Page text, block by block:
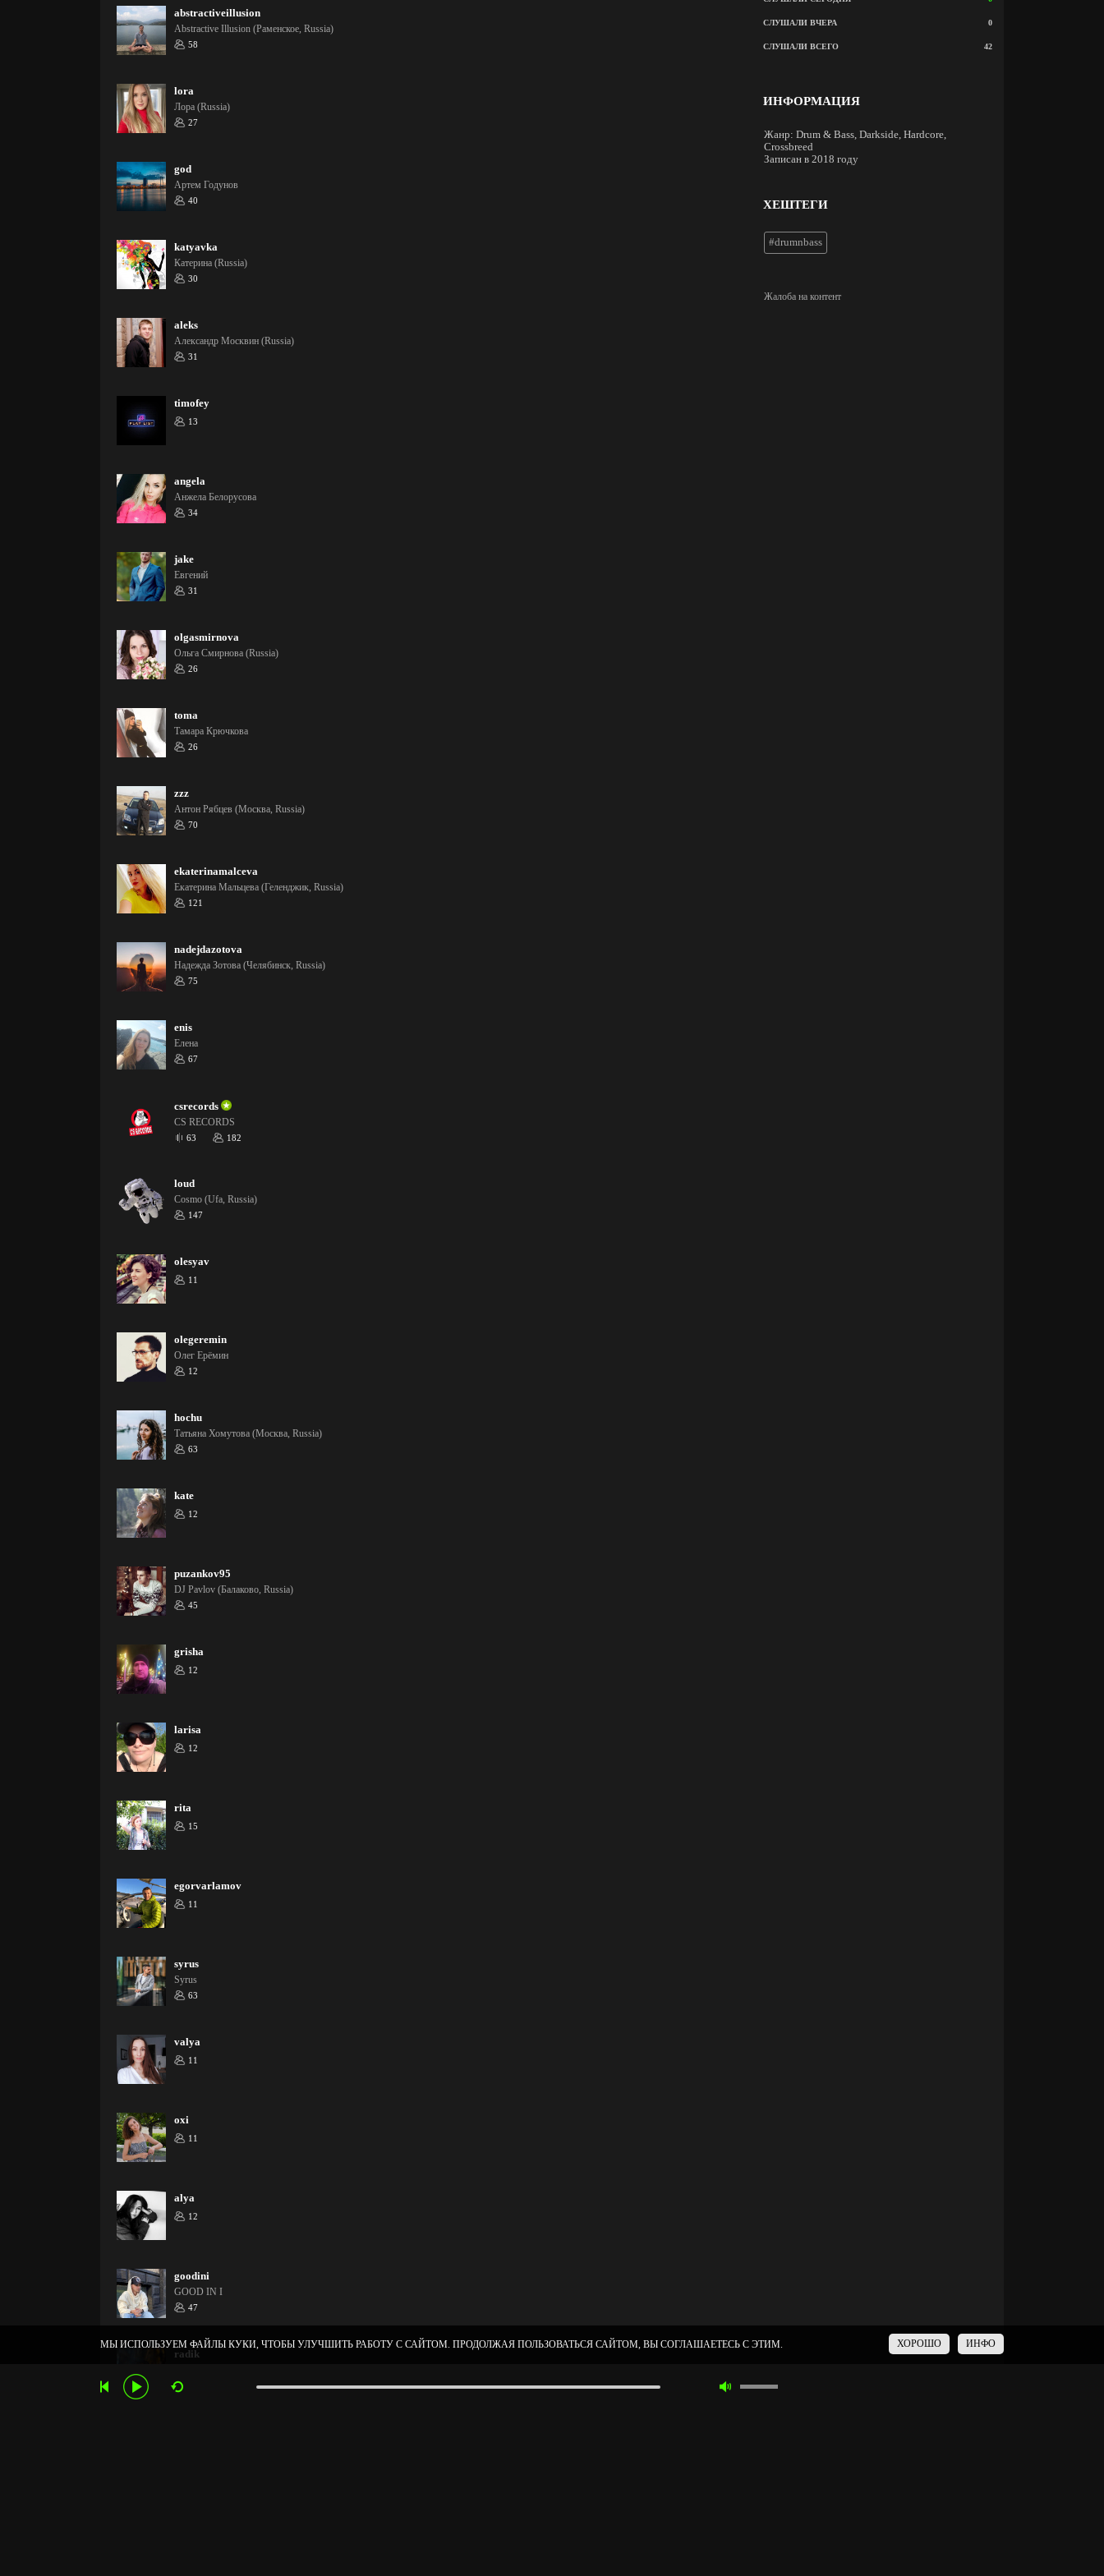
abstractiveillusion
Abstractive Illusion (Раменское, Russia)
58
lora
Лора (Russia)
27
god
Артем Годунов
40
katyavka
Катерина (Russia)
30
aleks
Александр Москвин (Russia)
31
timofey
13
angela
Анжела Белорусова
34
jake
Евгений
31
olgasmirnova
Ольга Смирнова (Russia)
26
toma
Тамара Крючкова
26
zzz
Антон Рябцев (Москва, Russia)
70
ekaterinamalceva
Екатерина Мальцева (Геленджик, Russia)
121
nadejdazotova
Надежда Зотова (Челябинск, Russia)
75
enis
Елена
67
csrecords
CS RECORDS
63 182
loud
Cosmo (Ufa, Russia)
147
olesyav
11
olegeremin
Олег Ерёмин
12
hochu
Татьяна Хомутова (Москва, Russia)
63
kate
12
puzankov95
DJ Pavlov (Балаково, Russia)
45
grisha
12
larisa
12
rita
15
egorvarlamov
11
syrus
Syrus
63
valya
11
oxi
11
alya
12
goodini
GOOD IN I
47
radik
СЛУШАЛИ ВЧЕРА 0
СЛУШАЛИ ВСЕГО 42
ИНФОРМАЦИЯ
Жанр: Drum & Bass, Darkside, Hardcore,
Crossbreed
Записан в 2018 году
ХЕШТЕГИ
#drumnbass
Жалоба на контент
МЫ ИСПОЛЬЗУЕМ ФАЙЛЫ КУКИ, ЧТОБЫ УЛУЧШИТЬ РАБОТУ С САЙТОМ. ПРОДОЛЖАЯ ПОЛЬЗОВАТЬСЯ САЙТОМ, ВЫ СОГЛАШАЕТЕСЬ С ЭТИМ. ИНФО
ХОРОШО